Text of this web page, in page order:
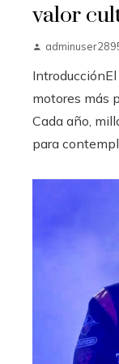
valor
motores más
Cada año,
para